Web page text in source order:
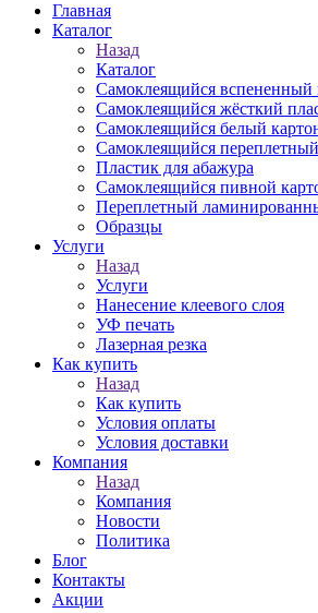
Главная
Каталог
Назад
Каталог
Самоклеящийся вспененный
Самоклеящийся жёсткий
Самоклеящийся белый
Самоклеящийся
Пластик для абажура
Самоклеящийся пивной
Переплетный
Образцы
Услуги
Назад
Услуги
Нанесение клеевого слоя
УФ печать
Лазерная резка
Как купить
Назад
Как купить
Условия оплаты
Условия доставки
Компания
Назад
Компания
Новости
Политика
Блог
Контакты
Акции